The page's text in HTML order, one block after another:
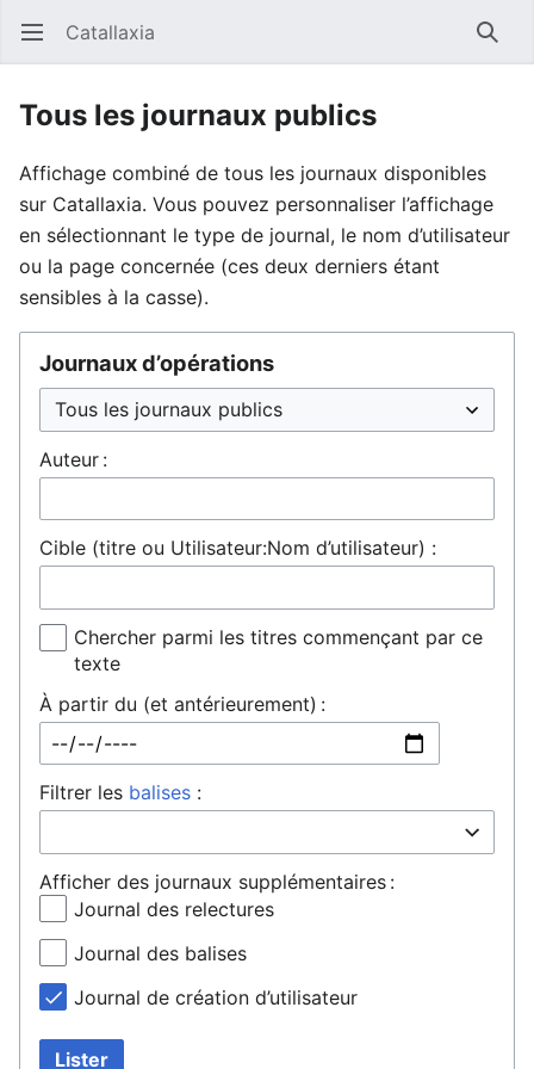
Ouvrir le menu principal Catallaxia
Tous les journaux publics
Affichage combiné de tous les journaux disponibles
sur Catallaxia. Vous pouvez personnaliser l’affichage
en sélectionnant le type de journal, le nom d’utilisateur
ou la page concernée (ces deux derniers étant
sensibles à la casse).
Journaux d’opérations
Auteur :
Cible (titre ou Utilisateur:Nom d’utilisateur) :
Chercher parmi les titres commençant par ce
texte
À partir du (et antérieurement) :
Filtrer les balises :
Afficher des journaux supplémentaires :
Journal des relectures
Journal des balises
Journal de création d’utilisateur
Lister